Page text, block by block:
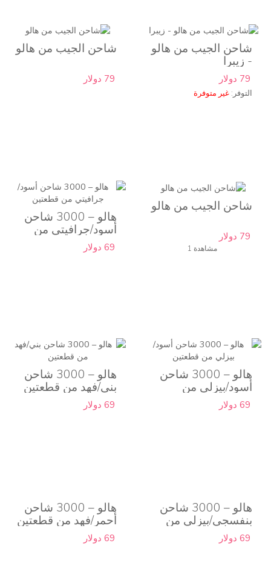
شاحن الجيب من هالو
- زيبرا
79 دولار
التوفر: غير متوفرة
شاحن الجيب من هالو
79 دولار
شاحن الجيب من هالو
79 دولار
1 مشاهدة
هالو – 3000 شاحن
أسود/جرافيتي من
قطعتين
69 دولار
هالو – 3000 شاحن
أسود/بيزلي من
قطعتين
69 دولار
هالو – 3000 شاحن
بني/فهد من قطعتين
69 دولار
هالو – 3000 شاحن
بنفسجي/بيزلي من
قطعتين
69 دولار
هالو – 3000 شاحن
أحمر/فهد من قطعتين
69 دولار